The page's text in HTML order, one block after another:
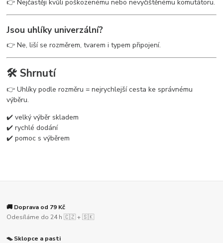
👉 Nejčastěji kvůli poškozenému nebo nevyčištěnému komutátoru.
Jsou uhlíky univerzální?
👉 Ne, liší se rozměrem, tvarem i typem připojení.
🛠️ Shrnutí
👉 Uhlíky podle rozměru = nejrychlejší cesta ke správnému
výběru.
✔️ velký výběr skladem
✔️ rychlé dodání
✔️ pomoc s výběrem
🚚 Doprava od 79 Kč
Odesíláme do 24 h 🇨🇿 + 🇸🇰
🪤 Sklopce a pasti